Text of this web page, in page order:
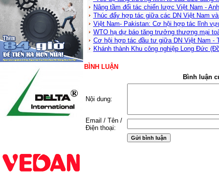
Nâng tầm đối tác chiến lược Việt Nam -
Thúc đẩy hợp tác giữa các DN Việt Nam
Việt Nam- Pakistan: Cơ hội hợp tác lĩnh
WTO hạ dự báo tăng trưởng thương mại
Cơ hội hợp tác đầu tư giữa DN Việt Nam -
Khánh thành Khu công nghiệp Long Đức
BÌNH LUẬN
Bình luận
Nội dung:
Email / Tên /
Điện thoại: